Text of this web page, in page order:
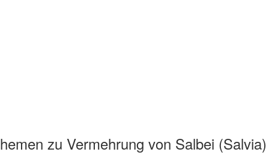
zu Vermehrung von Salbei (Salvia)